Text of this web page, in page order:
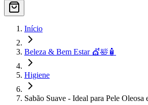
Início
Beleza & Bem Estar 💇🛀🧴
Higiene
Sabão Suave - Ideal para Pele Oleosa